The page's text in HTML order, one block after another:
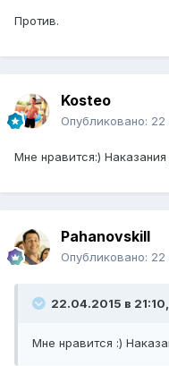
Против.
Kosteo
Опубликовано: 22
Мне нравится:) Наказания
Pahanovskill
Опубликовано: 22
22.04.2015 в
Мне нравится :)